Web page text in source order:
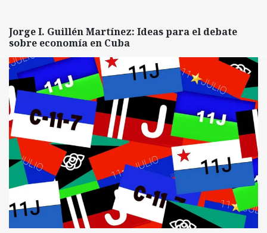
Jorge I. Guillén Martínez: Ideas para el debate
sobre economía en Cuba